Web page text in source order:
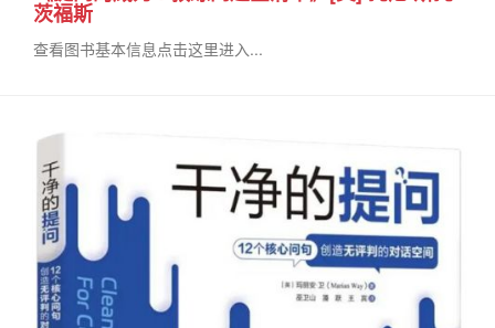
茨福斯
查看图书基本信息点击这里进入...